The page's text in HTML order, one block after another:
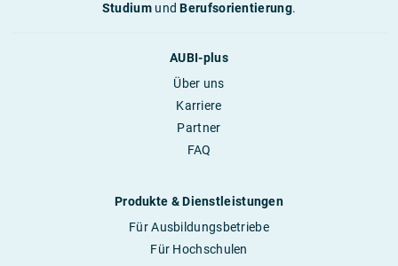
StudiumundBerufsorientierung.
AUBI-plus
Über uns
Karriere
Partner
FAQ
Produkte & Dienstleistungen
Für Ausbildungsbetriebe
Für Hochschulen